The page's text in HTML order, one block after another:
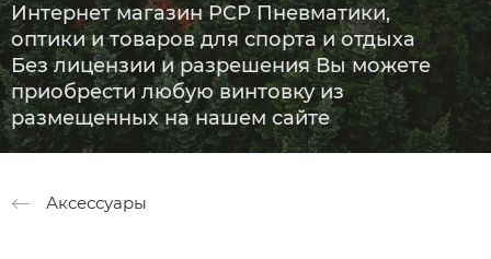
Интернет магазин PCP Пневматики,
оптики и товаров для спорта и отдыха
Без лицензии и разрешения Вы можете
приобрести любую винтовку из
размещенных на нашем сайте
Аксессуары